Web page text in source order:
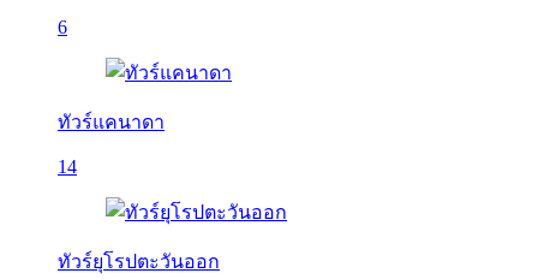
6
ทัวร์แคนาดา
14
ทัวร์ยุโรปตะวันออก